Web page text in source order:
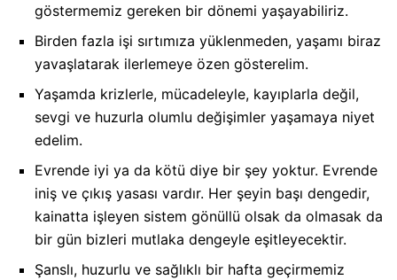
göstermemiz gereken bir dönemi yaşayabiliriz.
Birden fazla işi sırtımıza yüklenmeden, yaşamı biraz
yavaşlatarak ilerlemeye özen gösterelim.
Yaşamda krizlerle, mücadeleyle, kayıplarla değil,
sevgi ve huzurla olumlu değişimler yaşamaya niyet
edelim.
Evrende iyi ya da kötü diye bir şey yoktur. Evrende
iniş ve çıkış yasası vardır. Her şeyin başı dengedir,
kainatta işleyen sistem gönüllü olsak da olmasak da
bir gün bizleri mutlaka dengeyle eşitleyecektir.
Şanslı, huzurlu ve sağlıklı bir hafta geçirmemiz